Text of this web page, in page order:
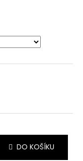
DO KOŠÍKU